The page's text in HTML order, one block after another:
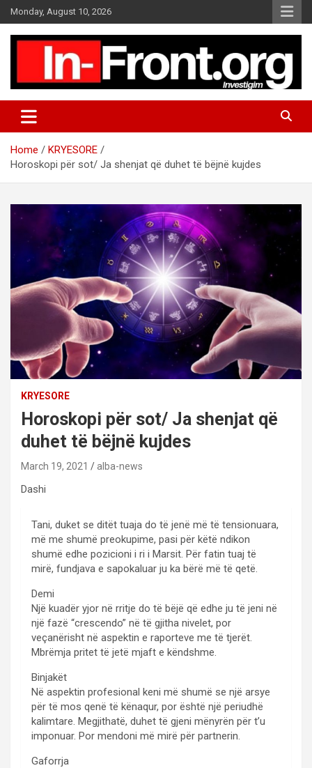
k
t
Monday, August 10, 2026
Home
KRYESORE
Horoskopi për sot/ Ja shenjat që duhet të bëjnë kujdes
KRYESORE
Horoskopi për sot/ Ja shenjat që
duhet të bëjnë kujdes
March 19, 2021 alba-news
Dashi
Tani, duket se ditët tuaja do të jenë më të tensionuara,
më me shumë preokupime, pasi për këtë ndikon
shumë edhe pozicioni i ri i Marsit. Për fatin tuaj të
mirë, fundjava e sapokaluar ju ka bërë më të qetë.
Demi
Një kuadër yjor në rritje do të bëjë që edhe ju të jeni në
një fazë “crescendo” në të gjitha nivelet, por
veçanërisht në aspektin e raporteve me të tjerët.
Mbrëmja pritet të jetë mjaft e këndshme.
Binjakët
Në aspektin profesional keni më shumë se një arsye
për të mos qenë të kënaqur, por është një periudhë
kalimtare. Megjithatë, duhet të gjeni mënyrën për t’u
imponuar. Por mendoni më mirë për partnerin.
Gaforrja